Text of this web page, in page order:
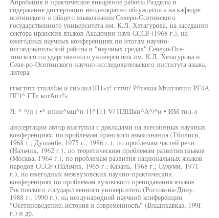
содержание диссертации неоднократно обсуждались на кафедре
осетинского и общего языкознания Северо-Ссетинского
государственного университета им. К.Л. Хетагурова, на заседании
сектора иранских языков Академии наук СССР (1968 г.), на
ежегодных научных конференциях по итогам научно-
исследовательской работы и "научных средах" Северо-Осе-
тинского государственного университета им. К.Л. Хетагурова и
Севе-ро-Осетинского научно-исследовательского института языка,
литера-
ггмгтчтт ттпллЬм и ги>лил1П1»т! гттчт/ Р^тюша Мтптлятпп РГ4А
ПГ1^ ГТл котАпт?«
Л. ^ ^/и ) •* ипии^мш^п 11^111 V/ ПДШки^А^/^и • ИМ тил-л
диссертации автор выступал с докладами на всесоюзных научных
конференциях: по проблемам иранского языкознания (Тбилиси,
1968 г.; Душанбе, 1975 г., 1986 г.), по проблемам частей речи
(Нальчик, 1962 г.), по теоретическим проблемам развития языков
(Москва, Г964 г.), по проблемам развития национальных языков
народов СССР (Нальчик, 1965 г.; Казань, 1968 г.; Сухуми, 1971
г.), на ежегодных межвузовских научно-практических
конференциях по проблемам вузовского преподавания языков
Ростовского государственного университета (Ростов-на-Дону,
1988 г., 1990 г.), на иездународной научной конференции
"Осетиноведение:.история и современность" (Владикавказ, 199Г
г.) и др.